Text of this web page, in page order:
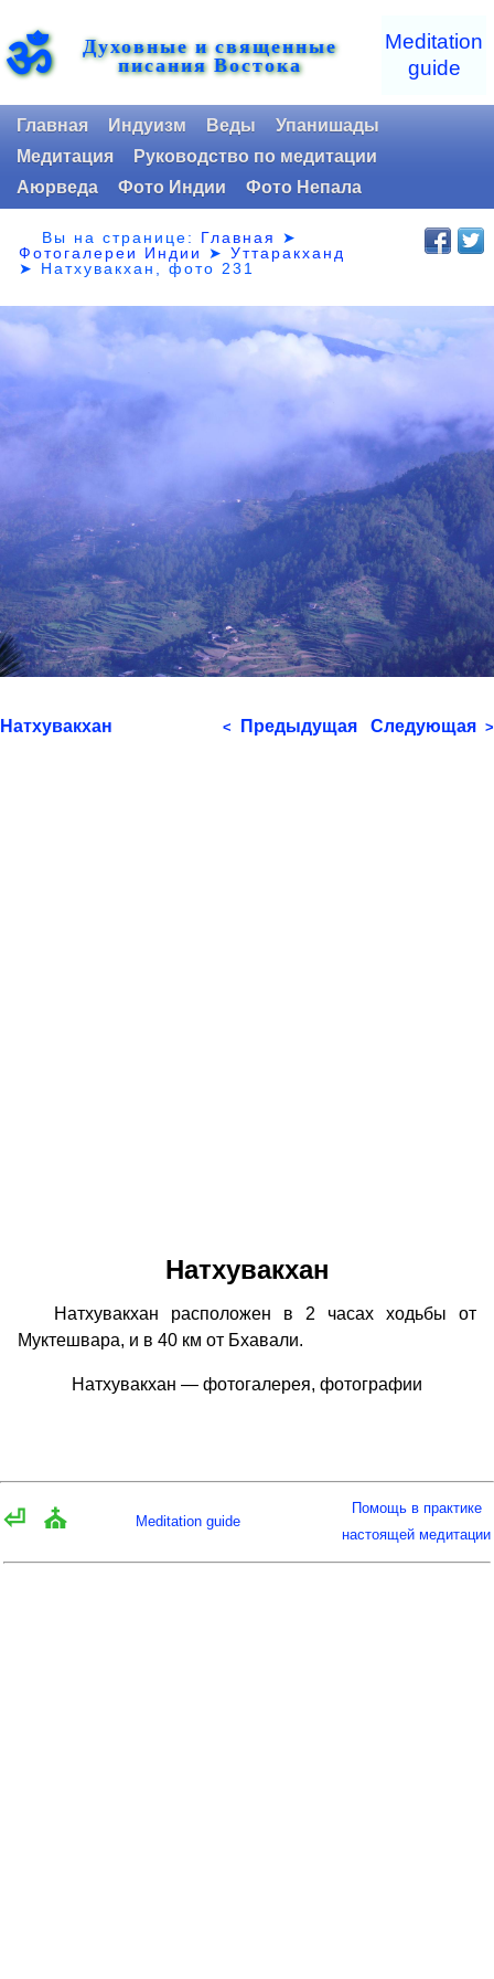
ॐ Духовные и священные
писания Востока
Meditation
guide
Главная Индуизм Веды
Упанишады
Медитация
Руководство по медитации
Аюрведа
Фото Индии Фото Непала
Вы на странице: Главная
➤
Фотогалереи Индии
➤Уттаракханд
➤ Натхувакхан, фото 231
Натхувакхан < Предыдущая Следующая >
Натхувакхан
Натхувакхан расположен в 2 часах ходьбы от
Муктешвара, и в 40 км от Бхавали.
Натхувакхан — фотогалерея, фотографии
⏎ ⛪ Meditation guide
Помощь в практике
настоящей медитации